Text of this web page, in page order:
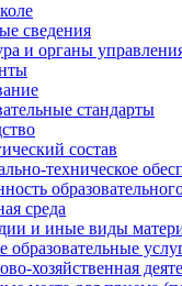
сведения
и органы
стандарты
состав
техническое
среда
и иные виды
образовательные
хозяйственная